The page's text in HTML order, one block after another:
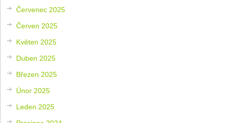
Červenec 2025
Červen 2025
Květen 2025
Duben 2025
Březen 2025
Únor 2025
Leden 2025